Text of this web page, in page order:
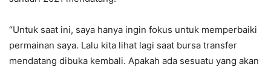
“Untuk saat ini, saya hanya ingin fokus untuk memperbaiki
permainan saya. Lalu kita lihat lagi saat bursa transfer
mendatang dibuka kembali. Apakah ada sesuatu yang akan